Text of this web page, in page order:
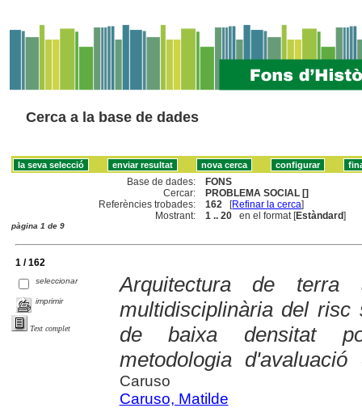
Cerca a la base de dades
Base de dades:
FONS
Cercar:
PROBLEMA SOCIAL []
Referències trobades:
162 [Refinar la cerca]
Mostrant:
1 .. 20 en el format [Estàndard]
pàgina 1 de 9
1 / 162
seleccionar
imprimir
Text complet
Arquitectura de
multidisciplinària del
de baixa densitat
metodologia
Caruso
Caruso, Matilde